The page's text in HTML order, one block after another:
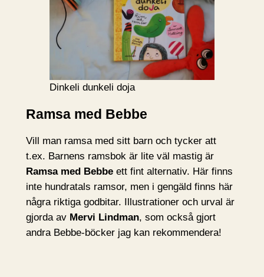
Dinkeli dunkeli doja
Ramsa med Bebbe
Vill man ramsa med sitt barn och tycker att
t.ex. Barnens ramsbok är lite väl mastig är
Ramsa med Bebbeett fint alternativ. Här finns
inte hundratals ramsor, men i gengäld finns här
några riktiga godbitar. Illustrationer och urval är
gjorda av Mervi Lindman, som också gjort
andra Bebbe-böcker jag kan rekommendera!